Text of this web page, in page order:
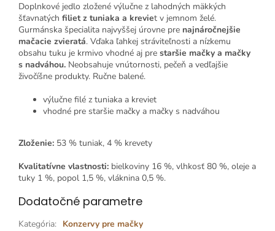
Doplnkové jedlo zložené výlučne z lahodných mäkkých
šťavnatých filiet z tuniaka a kreviet v jemnom želé.
Gurmánska špecialita najvyššej úrovne pre najnáročnejšie
mačacie zvieratá. Vďaka ľahkej stráviteľnosti a nízkemu
obsahu tuku je krmivo vhodné aj pre staršie mačky a mačky
s nadváhou. Neobsahuje vnútornosti, pečeň a vedľajšie
živočíšne produkty. Ručne balené.
výlučne filé z tuniaka a kreviet
vhodné pre staršie mačky a mačky s nadváhou
Zloženie: 53 % tuniak, 4 % krevety
Kvalitatívne vlastnosti: bielkoviny 16 %, vlhkosť 80 %, oleje a
tuky 1 %, popol 1,5 %, vláknina 0,5 %.
Dodatočné parametre
Kategória: Konzervy pre mačky